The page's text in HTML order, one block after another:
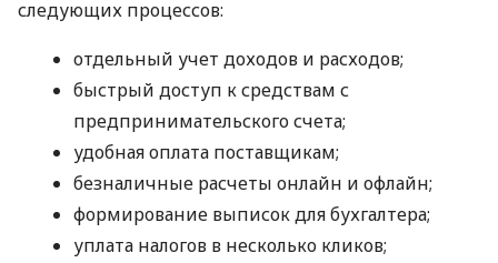
следующих процессов:
отдельный учет доходов и расходов;
быстрый доступ к средствам с
предпринимательского счета;
удобная оплата поставщикам;
безналичные расчеты онлайн и офлайн;
формирование выписок для бухгалтера;
уплата налогов в несколько кликов;